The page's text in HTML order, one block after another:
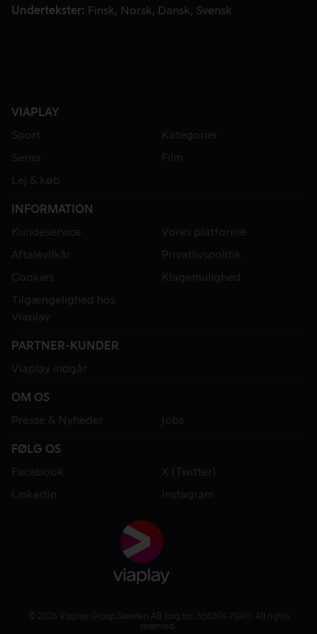
Undertekster
Finsk Norsk Dansk Svensk
VIAPLAY
Sport
Kategorier
Serier
Film
Lej & køb
INFORMATION
Kundeservice
Vores platforme
Aftalevilkår
Privatlivspolitik
Cookies
Klagemulighed
Tilgængelighed hos
Viaplay
PARTNER-KUNDER
Viaplay indgår
OM OS
Presse & Nyheder
Jobs
FØLG OS
Facebook
X (Twitter)
LinkedIn
Instagram
© 2026 Viaplay Group Sweden AB (org.no: 556304-7041). All rights
reserved.